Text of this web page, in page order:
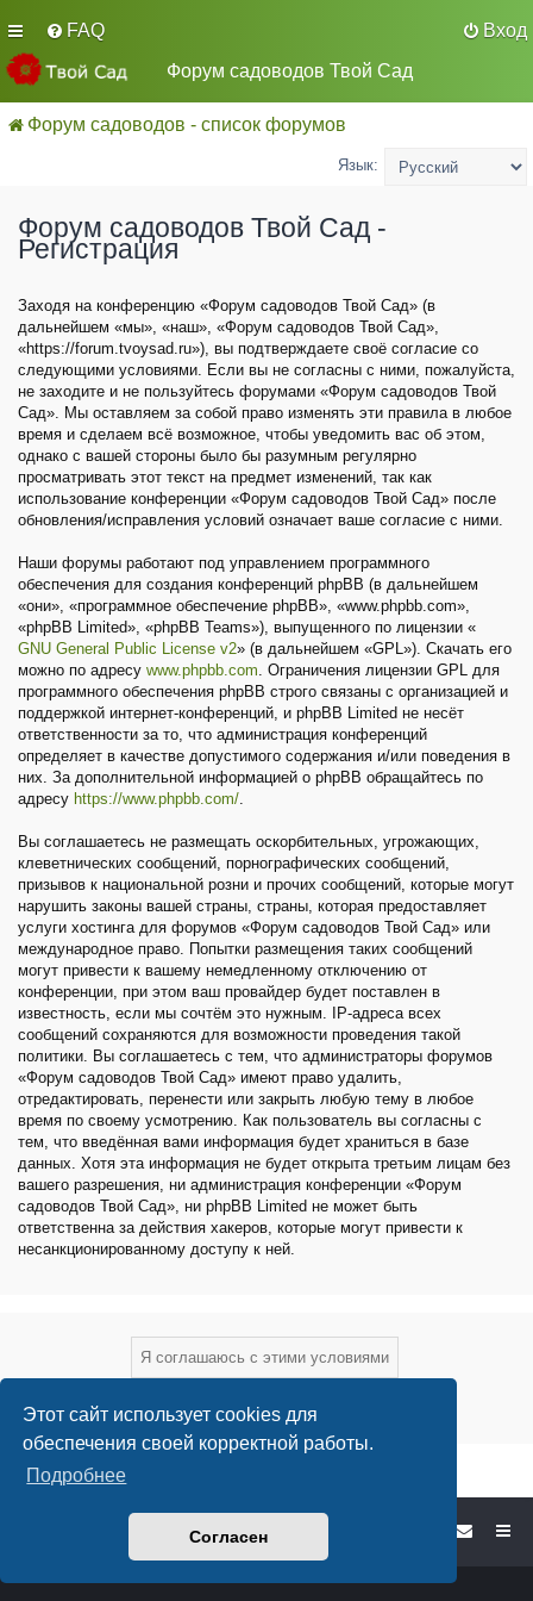
Этот сайт использует cookies для
обеспечения своей корректной работы.
Подробнее
Согласен
FAQ
Вход
Форум садоводов Твой Сад
Форум садоводов - список форумов
Язык:
Форум садоводов Твой Сад -
Регистрация
Заходя на конференцию «Форум садоводов Твой Сад» (в
дальнейшем «мы», «наш», «Форум садоводов Твой Сад»,
«https://forum.tvoysad.ru»), вы подтверждаете своё согласие со
следующими условиями. Если вы не согласны с ними, пожалуйста,
не заходите и не пользуйтесь форумами «Форум садоводов Твой
Сад». Мы оставляем за собой право изменять эти правила в любое
время и сделаем всё возможное, чтобы уведомить вас об этом,
однако с вашей стороны было бы разумным регулярно
просматривать этот текст на предмет изменений, так как
использование конференции «Форум садоводов Твой Сад» после
обновления/исправления условий означает ваше согласие с ними.
Наши форумы работают под управлением программного
обеспечения для создания конференций phpBB (в дальнейшем
«они», «программное обеспечение phpBB», «www.phpbb.com»,
«phpBB Limited», «phpBB Teams»), выпущенного по лицензии «
GNU General Public License v2» (в дальнейшем «GPL»). Скачать его
можно по адресу www.phpbb.com. Ограничения лицензии GPL для
программного обеспечения phpBB строго связаны с организацией и
поддержкой интернет-конференций, и phpBB Limited не несёт
ответственности за то, что администрация конференций
определяет в качестве допустимого содержания и/или поведения в
них. За дополнительной информацией о phpBB обращайтесь по
адресу https://www.phpbb.com/.
Вы соглашаетесь не размещать оскорбительных, угрожающих,
клеветнических сообщений, порнографических сообщений,
призывов к национальной розни и прочих сообщений, которые могут
нарушить законы вашей страны, страны, которая предоставляет
услуги хостинга для форумов «Форум садоводов Твой Сад» или
международное право. Попытки размещения таких сообщений
могут привести к вашему немедленному отключению от
конференции, при этом ваш провайдер будет поставлен в
известность, если мы сочтём это нужным. IP-адреса всех
сообщений сохраняются для возможности проведения такой
политики. Вы соглашаетесь с тем, что администраторы форумов
«Форум садоводов Твой Сад» имеют право удалить,
отредактировать, перенести или закрыть любую тему в любое
время по своему усмотрению. Как пользователь вы согласны с
тем, что введённая вами информация будет храниться в базе
данных. Хотя эта информация не будет открыта третьим лицам без
вашего разрешения, ни администрация конференции «Форум
садоводов Твой Сад», ни phpBB Limited не может быть
ответственна за действия хакеров, которые могут привести к
несанкционированному доступу к ней.
Форум садоводов - список форумов